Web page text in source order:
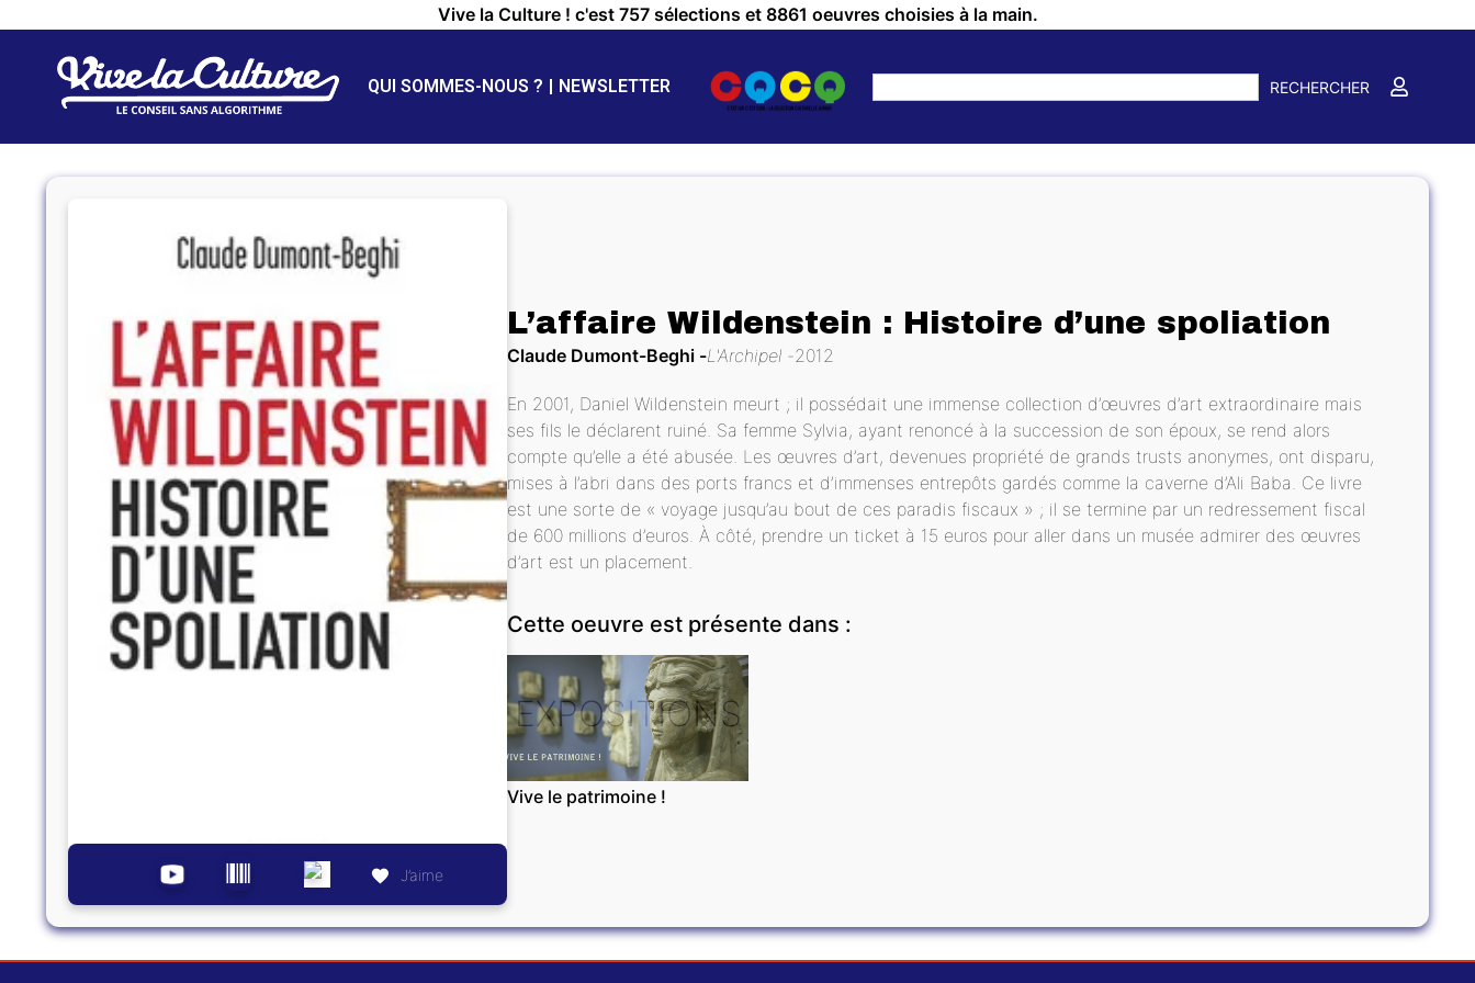
Vive la Culture ! c'est 757 sélections et 8861 oeuvres choisies à la main.
QUI SOMMES-NOUS ? NEWSLETTER RECHERCHER
J’aime
L’affaire Wildenstein : Histoire d’une spoliation
Claude Dumont-Beghi L'Archipel 2012
En 2001, Daniel Wildenstein meurt ; il possédait une immense collection d’œuvres d’art extraordinaire mais
ses fils le déclarent ruiné. Sa femme Sylvia, ayant renoncé à la succession de son époux, se rend alors
compte qu’elle a été abusée. Les œuvres d’art, devenues propriété de grands trusts anonymes, ont disparu,
mises à l’abri dans des ports francs et d’immenses entrepôts gardés comme la caverne d’Ali Baba. Ce livre
est une sorte de « voyage jusqu’au bout de ces paradis fiscaux » ; il se termine par un redressement fiscal
de 600 millions d’euros. À côté, prendre un ticket à 15 euros pour aller dans un musée admirer des œuvres
d’art est un placement.
Cette oeuvre est présente dans :
EXPOSITIONS
Vive le patrimoine !